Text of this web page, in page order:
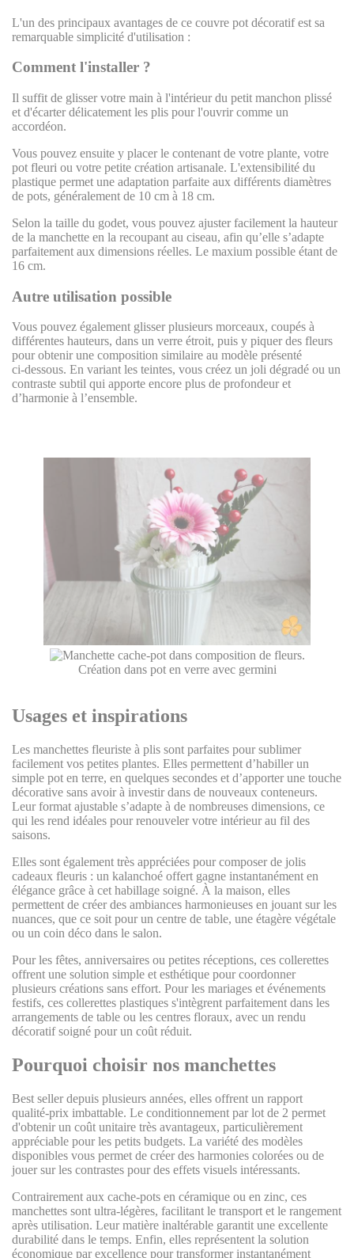
L'un des principaux avantages de ce couvre pot décoratif est sa
remarquable simplicité d'utilisation :
Comment l'installer ?
Il suffit de glisser votre main à l'intérieur du petit manchon plissé
et d'écarter délicatement les plis pour l'ouvrir comme un
accordéon.
Vous pouvez ensuite y placer le contenant de votre plante, votre
pot fleuri ou votre petite création artisanale. L'extensibilité du
plastique permet une adaptation parfaite aux différents diamètres
de pots, généralement de 10 cm à 18 cm.
Selon la taille du godet, vous pouvez ajuster facilement la hauteur
de la manchette en la recoupant au ciseau, afin qu’elle s’adapte
parfaitement aux dimensions réelles. Le maxium possible étant de
16 cm.
Autre utilisation possible
Vous pouvez également glisser plusieurs morceaux, coupés à
différentes hauteurs, dans un verre étroit, puis y piquer des fleurs
pour obtenir une composition similaire au modèle présenté
ci‑dessous. En variant les teintes, vous créez un joli dégradé ou un
contraste subtil qui apporte encore plus de profondeur et
d’harmonie à l’ensemble.
Création dans pot en verre avec germini
Usages et inspirations
Les manchettes fleuriste à plis sont parfaites pour sublimer
facilement vos petites plantes. Elles permettent d’habiller un
simple pot en terre, en quelques secondes et d’apporter une touche
décorative sans avoir à investir dans de nouveaux conteneurs.
Leur format ajustable s’adapte à de nombreuses dimensions, ce
qui les rend idéales pour renouveler votre intérieur au fil des
saisons.
Elles sont également très appréciées pour composer de jolis
cadeaux fleuris : un kalanchoé offert gagne instantanément en
élégance grâce à cet habillage soigné. À la maison, elles
permettent de créer des ambiances harmonieuses en jouant sur les
nuances, que ce soit pour un centre de table, une étagère végétale
ou un coin déco dans le salon.
Pour les fêtes, anniversaires ou petites réceptions, ces collerettes
offrent une solution simple et esthétique pour coordonner
plusieurs créations sans effort. Pour les mariages et événements
festifs, ces collerettes plastiques s'intègrent parfaitement dans les
arrangements de table ou les centres floraux, avec un rendu
décoratif soigné pour un coût réduit.
Pourquoi choisir nos manchettes
Best seller depuis plusieurs années, elles offrent un rapport
qualité-prix imbattable. Le conditionnement par lot de 2 permet
d'obtenir un coût unitaire très avantageux, particulièrement
appréciable pour les petits budgets. La variété des modèles
disponibles vous permet de créer des harmonies colorées ou de
jouer sur les contrastes pour des effets visuels intéressants.
Contrairement aux cache-pots en céramique ou en zinc, ces
manchettes sont ultra-légères, facilitant le transport et le rangement
après utilisation. Leur matière inaltérable garantit une excellente
durabilité dans le temps. Enfin, elles représentent la solution
économique par excellence pour transformer instantanément